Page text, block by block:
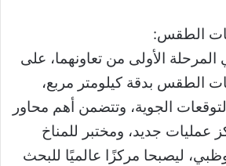
الطقس:
الأولى من تعاونهما، على
الطقس بدقة كيلومتر مربع،
الجوية، وتتضمن أهم محاور
عمليات جديد، ومختبر للمناخ
ليصبحا مركزًا عالميًا للبحث